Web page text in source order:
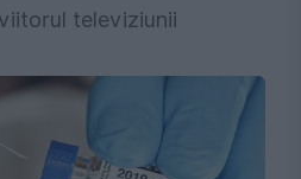
televiziunii